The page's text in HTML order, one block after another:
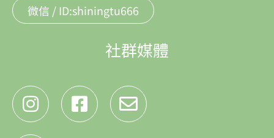
微信 / ID:shiningtu666
社群媒體